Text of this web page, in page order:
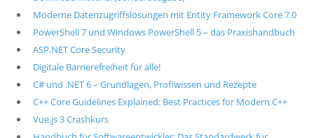
Moderne Datenzugriffslösungen mit Entity Framework Core 7.0
PowerShell 7 und Windows PowerShell 5 – das Praxishandbuch
ASP.NET Core Security
Digitale Barrierefreiheit für alle!
C# und .NET 6 – Grundlagen, Profiwissen und Rezepte
C++ Core Guidelines Explained: Best Practices for Modern C++
Vue.js 3 Crashkurs